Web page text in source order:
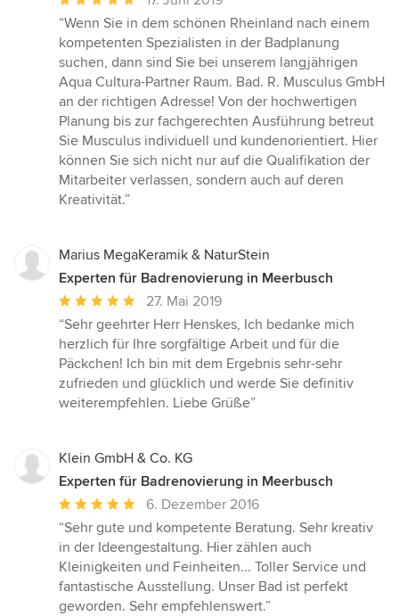
Bewertung:
5
von
5
Sternen
“Wenn Sie in dem schönen Rheinland nach einem
kompetenten Spezialisten in der Badplanung
suchen, dann sind Sie bei unserem langjährigen
Aqua Cultura-Partner Raum. Bad. R. Musculus GmbH
an der richtigen Adresse! Von der hochwertigen
Planung bis zur fachgerechten Ausführung betreut
Sie Musculus individuell und kundenorientiert. Hier
können Sie sich nicht nur auf die Qualifikation der
Mitarbeiter verlassen, sondern auch auf deren
Kreativität.”
Marius MegaKeramik & NaturStein
Experten für Badrenovierung in Meerbusch
Durchschnittliche
Bewertung:
5
von
5
Sternen
27. Mai 2019
“Sehr geehrter Herr Henskes, Ich bedanke mich
herzlich für Ihre sorgfältige Arbeit und für die
Päckchen! Ich bin mit dem Ergebnis sehr-sehr
zufrieden und glücklich und werde Sie definitiv
weiterempfehlen. Liebe Grüße”
Klein GmbH & Co. KG
Experten für Badrenovierung in Meerbusch
Durchschnittliche
Bewertung:
5
von
5
Sternen
6. Dezember 2016
“Sehr gute und kompetente Beratung. Sehr kreativ
in der Ideengestaltung. Hier zählen auch
Kleinigkeiten und Feinheiten... Toller Service und
fantastische Ausstellung. Unser Bad ist perfekt
geworden. Sehr empfehlenswert.”